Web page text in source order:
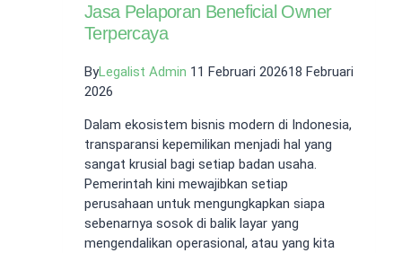
Jasa Pelaporan Beneficial Owner
Terpercaya
ByLegalist Admin 11 Februari 202618 Februari
2026
Dalam ekosistem bisnis modern di Indonesia,
transparansi kepemilikan menjadi hal yang
sangat krusial bagi setiap badan usaha.
Pemerintah kini mewajibkan setiap
perusahaan untuk mengungkapkan siapa
sebenarnya sosok di balik layar yang
mengendalikan operasional, atau yang kita